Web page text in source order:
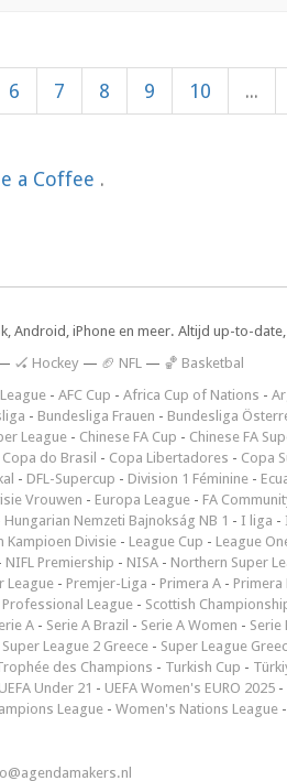
6 7 8 9 10 ...
a Coffee .
Android, iPhone en meer. Altijd up-to-
🏑 Hockey — 🏈 NFL — 🏀 Basketbal
- AFC Cup - Africa Cup of Nations -
- Bundesliga Frauen - Bundesliga
League - Chinese FA Cup - Chinese FA
Copa do Brasil - Copa Libertadores - Copa
- DFL-Supercup - Division 1 Féminine -
Vrouwen - Europa League - FA
Hungarian Nemzeti Bajnokság NB 1 - I liga -
Kampioen Divisie - League Cup - League
NIFL Premiership - NISA - Northern Super
League - Premjer-Liga - Primera A - Primera
Professional League - Scottish
A - Serie A Brazil - Serie A Women - Serie
Super League 2 Greece - Super League
des Champions - Turkish Cup -
UEFA Under 21 - UEFA Women's EURO 2025 -
League - Women's Nations League -